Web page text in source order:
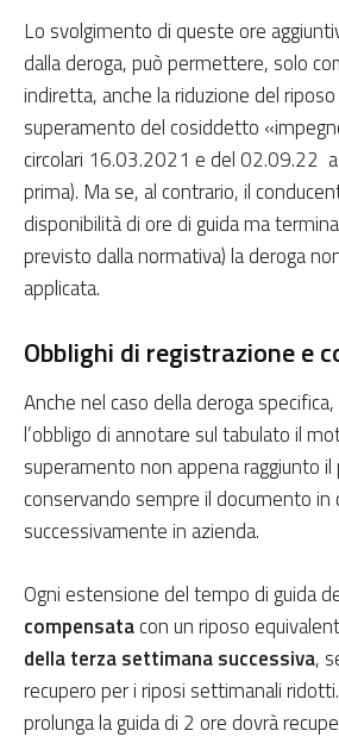
Lo svolgimento di queste ore
dalla deroga, può permettere, solo
indiretta, anche la riduzione del
superamento del cosiddetto
circolari 16.03.2021 e del 02.09.22
prima). Ma se, al contrario, il
disponibilità di ore di guida ma
previsto dalla normativa) la deroga
applicata.
Obblighi di registrazione e
Anche nel caso della deroga
l’obbligo di annotare sul tabulato il
superamento non appena raggiunto
conservando sempre il documento in
successivamente in azienda.
Ogni estensione del tempo di guida
compensatacon un riposo
della terza settimana successiva,
recupero per i riposi settimanali
prolunga la guida di 2 ore dovrà